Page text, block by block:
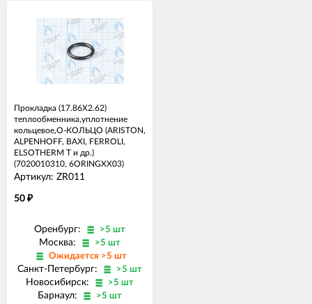
Прокладка (17.86X2.62)
теплообменника,уплотнение
кольцевое,О-КОЛЬЦО (ARISTON,
ALPENHOFF, BAXI, FERROLI,
ELSOTHERM T и др.)
(7020010310, 6ORINGXX03)
Артикул: ZR011
50 ₽
Оренбург: >5 шт
Москва:
>5 шт
Ожидается >5 шт
Санкт-Петербург: >5 шт
Новосибирск: >5 шт
Барнаул: >5 шт